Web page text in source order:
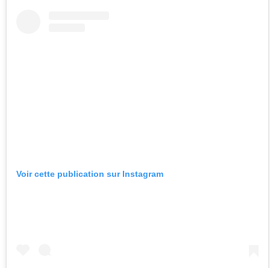
Voir cette publication sur Instagram